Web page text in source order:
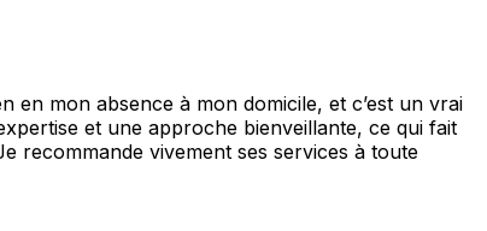
en mon absence à mon domicile, et c’est un vrai
et une approche bienveillante, ce qui fait
recommande vivement ses services à toute